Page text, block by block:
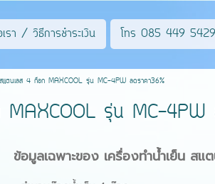
รา / วิธีการชำระเงิน โทร 085 449 5429
สแตนเลส 4 ก๊อก MAXCOOL รุ่น MC-4PW ลดราคา36%
MAXCOOL รุ่น MC-4PW
ข้อมูลเฉพาะของ เครื่องทําน้ําเย็น